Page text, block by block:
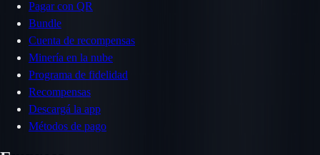
Pagar con QR
Bundle
Cuenta de recompensas
Minería en la nube
Programa de fidelidad
Recompensas
Descargá la app
Métodos de pago